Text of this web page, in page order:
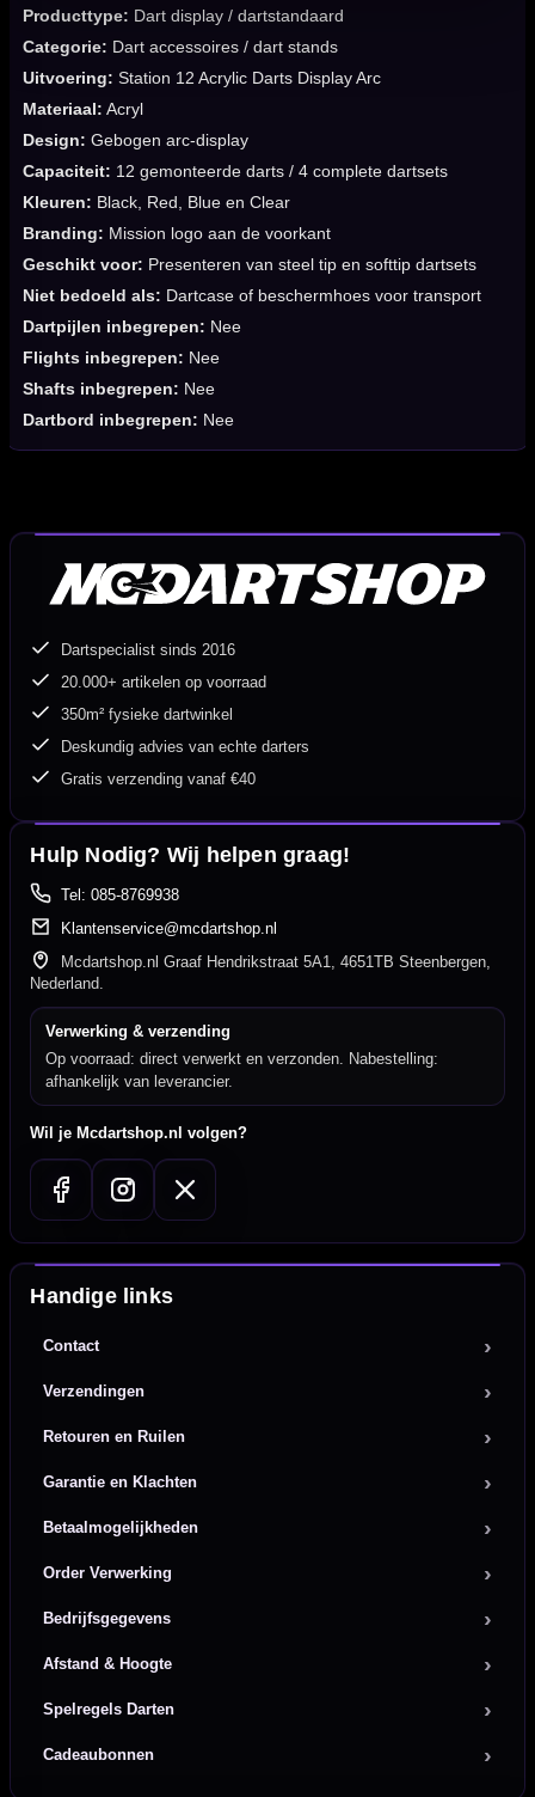
Producttype: Dart display / dartstandaard
Categorie: Dart accessoires / dart stands
Uitvoering: Station 12 Acrylic Darts Display Arc
Materiaal: Acryl
Design: Gebogen arc-display
Capaciteit: 12 gemonteerde darts / 4 complete dartsets
Kleuren: Black, Red, Blue en Clear
Branding: Mission logo aan de voorkant
Geschikt voor: Presenteren van steel tip en softtip dartsets
Niet bedoeld als: Dartcase of beschermhoes voor transport
Dartpijlen inbegrepen: Nee
Flights inbegrepen: Nee
Shafts inbegrepen: Nee
Dartbord inbegrepen: Nee
Dartspecialist sinds 2016
20.000+ artikelen op voorraad
350m² fysieke dartwinkel
Deskundig advies van echte darters
Gratis verzending vanaf €40
Hulp Nodig? Wij helpen graag!
Tel: 085-8769938
Klantenservice@mcdartshop.nl
Mcdartshop.nl Graaf Hendrikstraat 5A1, 4651TB Steenbergen,
Nederland.
Verwerking & verzending
Op voorraad: direct verwerkt en verzonden. Nabestelling:
afhankelijk van leverancier.
Wil je Mcdartshop.nl volgen?
Handige links
Contact
Verzendingen
Retouren en Ruilen
Garantie en Klachten
Betaalmogelijkheden
Order Verwerking
Bedrijfsgegevens
Afstand & Hoogte
Spelregels Darten
Cadeaubonnen